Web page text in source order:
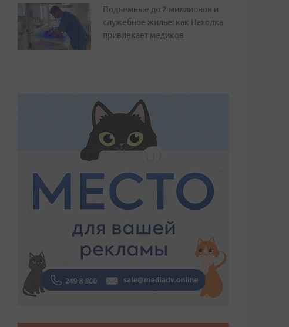
Подъемные до 2 миллионов и
служебное жилье: как Находка
привлекает медиков